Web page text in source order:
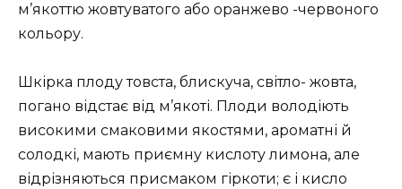
м’якоттю жовтуватого або оранжево -червоного
кольору.
Шкірка плоду товста, блискуча, світло- жовта,
погано відстає від м’якоті. Плоди володіють
високими смаковими якостями, ароматні й
солодкі, мають приємну кислоту лимона, але
відрізняються присмаком гіркоти; є і кисло